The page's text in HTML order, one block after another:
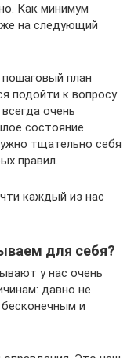
Как минимум
на следующий
план
подойти к вопросу
очень
состояние.
тщательно себя
правил.
каждый из нас
для себя?
у нас очень
давно не
бесконечным и